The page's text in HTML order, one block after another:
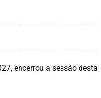
encerrou a sessão desta